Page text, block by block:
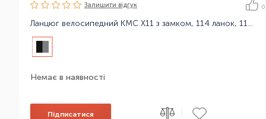
Залишити вiдгук 0
Ланцюг велосипедний KMC X11 з замком, 114 ланок, 11 зірок
Немає в наявності
Підписатися